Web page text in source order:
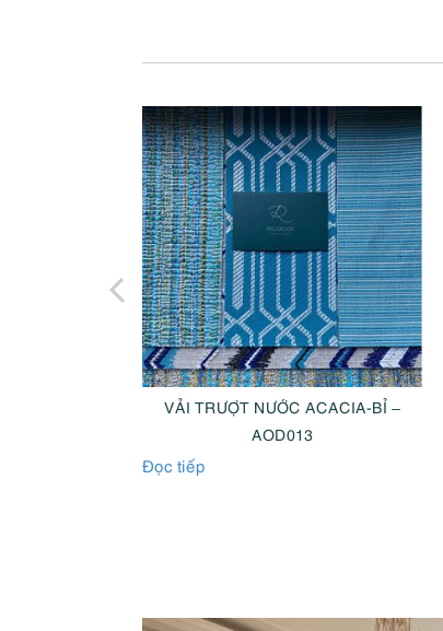
VẢI TRƯỢT NƯỚC ACACIA-BỈ –
AOD013
Đọc tiếp